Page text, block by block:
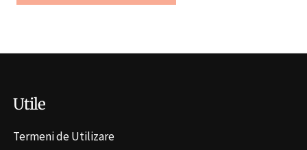
Utile
Termeni de Utilizare